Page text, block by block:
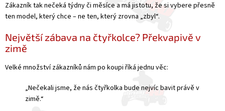
Zákazník tak nečeká týdny či měsíce a má jistotu, že si vybere přesně
ten model, který chce – ne ten, který zrovna „zbyl“.
Největší zábava na čtyřkolce? Překvapivě v
zimě
Velké množství zákazníků nám po koupi říká jednu věc:
„Nečekali jsme, že nás čtyřkolka bude nejvíc bavit právě v
zimě.“